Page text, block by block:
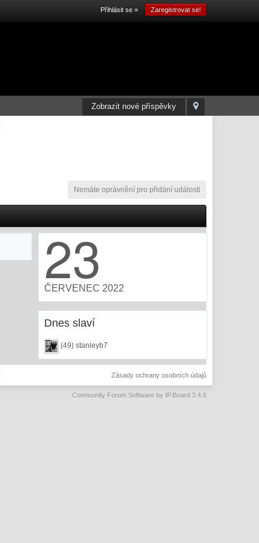
Přihlásit se » Zaregistrovat se!
Zobrazit nové příspěvky
Nemáte oprávnění pro přidání události
23
ČERVENEC 2022
Dnes slaví
(49) stanleyb7
Zásady ochrany osobních údajů
Community Forum Software by IP.Board 3.4.6